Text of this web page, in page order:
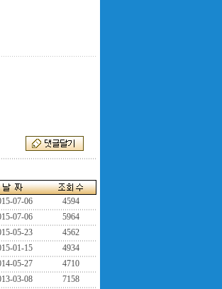
07-06
4594
07-06
5964
05-23
4562
01-15
4934
05-27
4710
03-08
7158